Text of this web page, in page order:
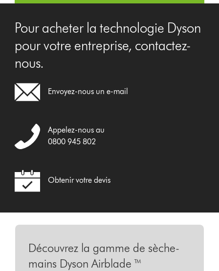
Pour acheter la technologie Dyson
pour votre entreprise, contactez-
nous.
Envoyez-nous un e-mail
Appelez-nous au
0800 945 802
Obtenir votre devis
Découvrez la gamme de sèche-
mains Dyson Airblade ™